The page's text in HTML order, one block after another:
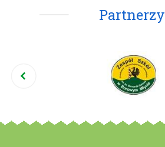
Partnerzy